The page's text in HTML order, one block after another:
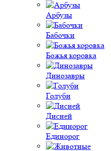
Арбузы
Бабочки
Божья коровка
Динозавры
Голуби
Дисней
Единорог